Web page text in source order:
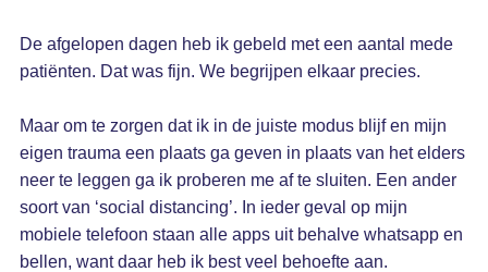
De afgelopen dagen heb ik gebeld met een aantal mede
patiënten. Dat was fijn. We begrijpen elkaar precies.
Maar om te zorgen dat ik in de juiste modus blijf en mijn
eigen trauma een plaats ga geven in plaats van het elders
neer te leggen ga ik proberen me af te sluiten. Een ander
soort van ‘social distancing’. In ieder geval op mijn
mobiele telefoon staan alle apps uit behalve whatsapp en
bellen, want daar heb ik best veel behoefte aan.